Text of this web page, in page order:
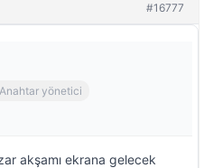
#16777
Anahtar yönetici
akşamı ekrana gelecek